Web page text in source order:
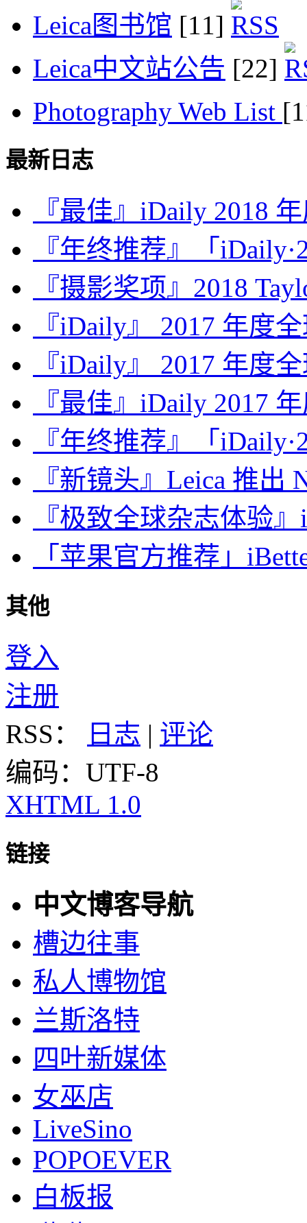
Leica图书馆 [11]
Leica中文站公告 [22]
Photography Web List
最新日志
『最佳』iDaily 2018
『年终推荐』「
『摄影奖项』2018
『iDaily』 2017 年度
『iDaily』 2017 年度
『最佳』iDaily 2017
『年终推荐』「
『新镜头』Leica 推出
『极致全球杂志体验
「苹果官方推荐」
其他
登入
注册
RSS：
日志 | 评论
编码：UTF-8
XHTML 1.0
链接
中文博客导航
槽边往事
私人博物馆
兰斯洛特
四叶新媒体
女巫店
LiveSino
POPOEVER
白板报